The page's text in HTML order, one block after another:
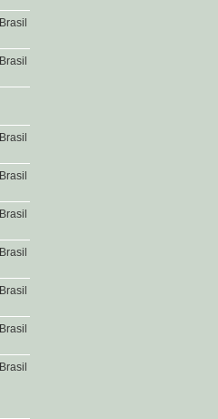
Brasil
Brasil
Brasil
Brasil
Brasil
Brasil
Brasil
Brasil
Brasil